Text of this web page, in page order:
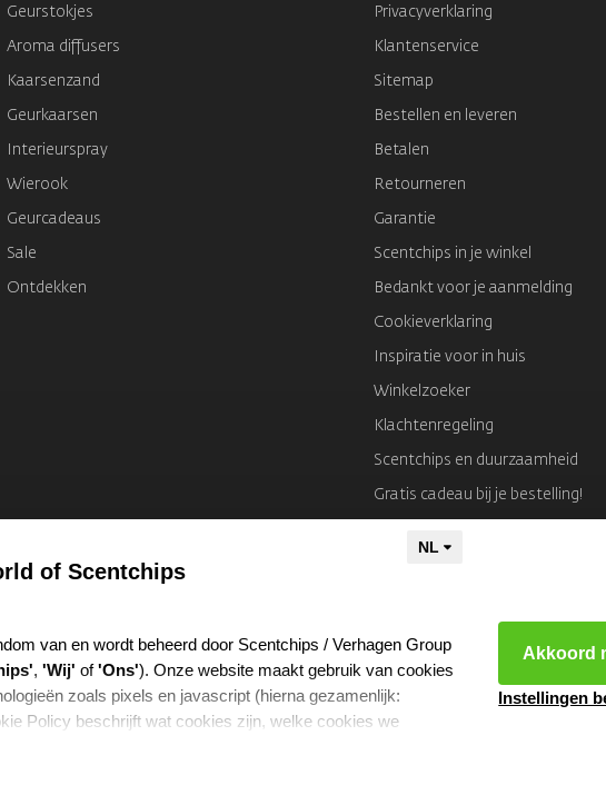
Geurstokjes
Aroma diffusers
Kaarsenzand
Geurkaarsen
Interieurspray
Wierook
Geurcadeaus
Sale
Ontdekken
Privacyverklaring
Klantenservice
Sitemap
Bestellen en leveren
Betalen
Retourneren
Garantie
Scentchips in je winkel
Bedankt voor je aanmelding
Cookieverklaring
Inspiratie voor in huis
Winkelzoeker
Klachtenregeling
Scentchips en duurzaamheid
Gratis cadeau bij je bestelling!
of Scentchips
van en wordt beheerd door Scentchips / Verhagen Group
, 'Wij' of'Ons'). Onze website maakt gebruik van cookies
zoals pixels en javascript (hierna gezamenlijk:
Policy beschrijft wat cookies zijn, welke cookies we
Akkoord
Instellingen